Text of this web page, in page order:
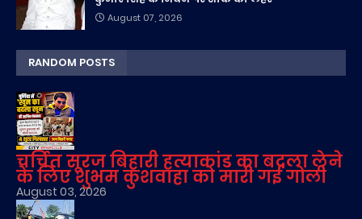
August 07, 2026
RANDOM POSTS
चर्चित सूरज बिहारी हत्याकांड का बदला लेने
के लिए शुभम कुशवाहा को मारी गई गोली
August 03, 2026